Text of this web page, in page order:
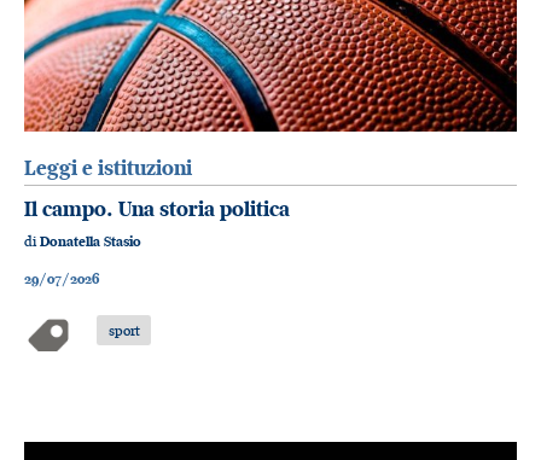
Leggi e istituzioni
Il campo. Una storia politica
di Donatella Stasio
29/07/2026
sport